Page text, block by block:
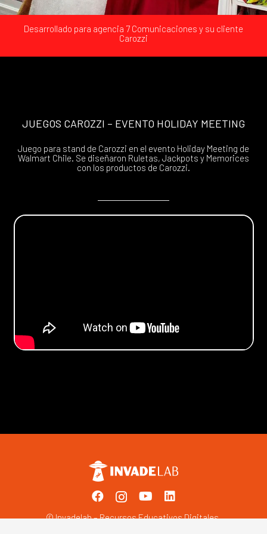
Desarrollado para agencia 7 Comunicaciones y su cliente
Carozzi
JUEGOS CAROZZI – EVENTO HOLIDAY MEETING
Juego para stand de Carozzi en el evento Holiday Meeting de
Walmart Chile. Se diseñaron Ruletas, Jackpots y Memorices
con los productos de Carozzi.
© Invadelab – Recursos Educativos Digitales.